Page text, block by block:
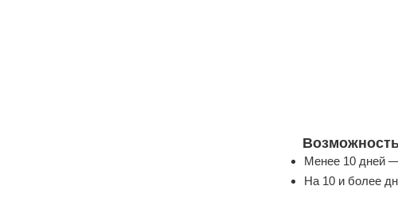
Менее 10 дней
На 10 и более